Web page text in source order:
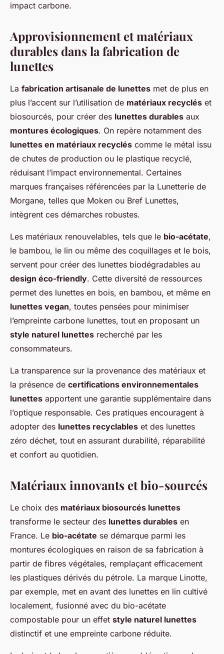
impact carbone.
Approvisionnement et matériaux
durables dans la fabrication de
lunettes
La fabrication artisanale de lunettes met de plus en
plus l’accent sur l’utilisation de matériaux recyclés et
biosourcés, pour créer des lunettes durables aux
montures écologiques. On repère notamment des
lunettes en matériaux recyclés comme le métal issu
de chutes de production ou le plastique recyclé,
réduisant l’impact environnemental. Certaines
marques françaises référencées par la Lunetterie de
Morgane, telles que Moken ou Bref Lunettes,
intègrent ces démarches robustes.
Les matériaux renouvelables, tels que le bio-acétate,
le bambou, le lin ou même des coquillages et le bois,
servent pour créer des lunettes biodégradables au
design éco-friendly. Cette diversité de ressources
permet des lunettes en bois, en bambou, et même en
lunettes vegan, toutes pensées pour minimiser
l’empreinte carbone lunettes, tout en proposant un
style naturel lunettes recherché par les
consommateurs.
La transparence sur la provenance des matériaux et
la présence de certifications environnementales
lunettes apportent une garantie supplémentaire dans
l’optique responsable. Ces pratiques encouragent à
adopter des lunettes recyclables et des lunettes
zéro déchet, tout en assurant durabilité, réparabilité
et confort au quotidien.
Matériaux innovants et bio-sourcés
Le choix des matériaux biosourcés lunettes
transforme le secteur des lunettes durables en
France. Le bio-acétate se démarque parmi les
montures écologiques en raison de sa fabrication à
partir de fibres végétales, remplaçant efficacement
les plastiques dérivés du pétrole. La marque Linotte,
par exemple, met en avant des lunettes en lin cultivé
localement, fusionné avec du bio-acétate
compostable pour un effet style naturel lunettes
distinctif et une empreinte carbone réduite.